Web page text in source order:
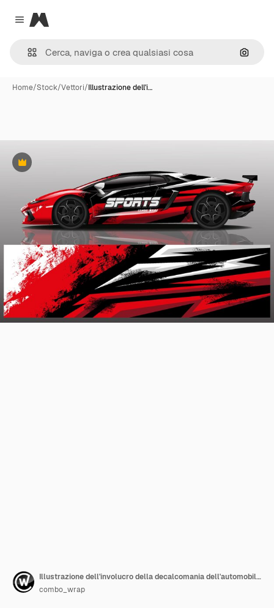
Close menu
Magnific
Cerca
Home/Stock/Vettori/Illustrazione dell'i…
Premium
Illustrazione dell'involucro della decalcomania dell'automobile sportiva
combo_wrap